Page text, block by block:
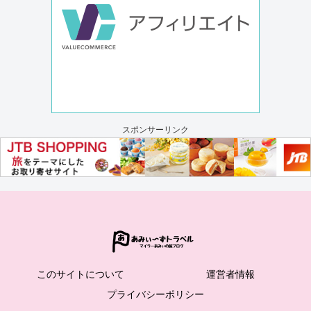
スポンサーリンク
このサイトについて
運営者情報
プライバシーポリシー